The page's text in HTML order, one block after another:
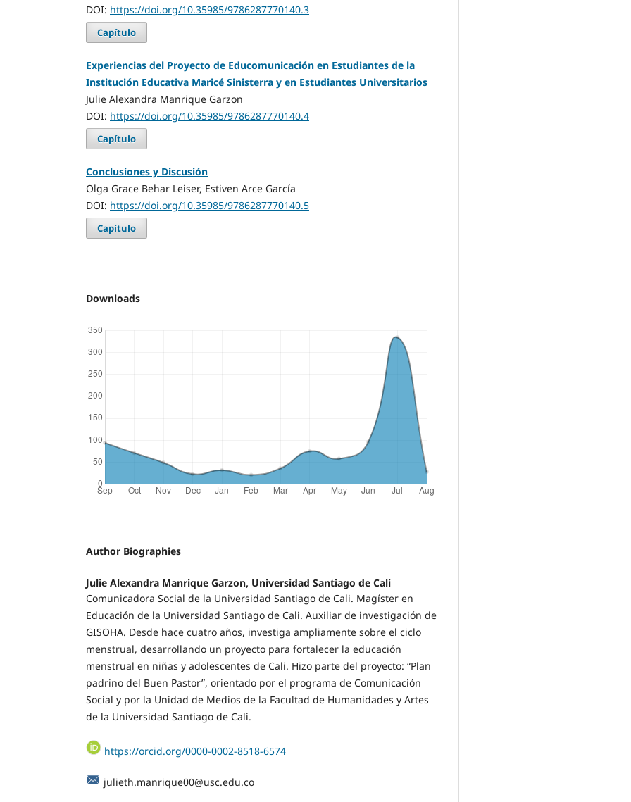
DOI: https://doi.org/10.35985/9786287770140.3
Capítulo
Experiencias del Proyecto de Educomunicación en Estudiantes de la
Institución Educativa Maricé Sinisterra y en Estudiantes Universitarios
Julie Alexandra Manrique Garzon
DOI: https://doi.org/10.35985/9786287770140.4
Capítulo
Conclusiones y Discusión
Olga Grace Behar Leiser, Estiven Arce García
DOI: https://doi.org/10.35985/9786287770140.5
Capítulo
Downloads
Author Biographies
Julie Alexandra Manrique Garzon, Universidad Santiago de Cali
Comunicadora Social de la Universidad Santiago de Cali. Magíster en
Educación de la Universidad Santiago de Cali. Auxiliar de investigación de
GISOHA. Desde hace cuatro años, investiga ampliamente sobre el ciclo
menstrual, desarrollando un proyecto para fortalecer la educación
menstrual en niñas y adolescentes de Cali. Hizo parte del proyecto: “Plan
padrino del Buen Pastor”, orientado por el programa de Comunicación
Social y por la Unidad de Medios de la Facultad de Humanidades y Artes
de la Universidad Santiago de Cali.
https://orcid.org/0000-0002-8518-6574
julieth.manrique00@usc.edu.co